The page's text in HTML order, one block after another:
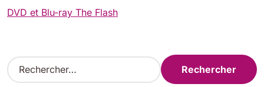
DVD et Blu-ray The Flash
R
e